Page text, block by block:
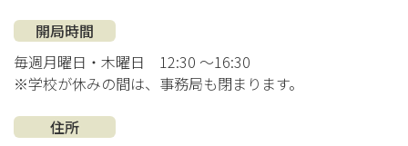
開局時間
毎週月曜日・木曜日 12:30 ～16:30
※学校が休みの間は、事務局も閉まります。
住所